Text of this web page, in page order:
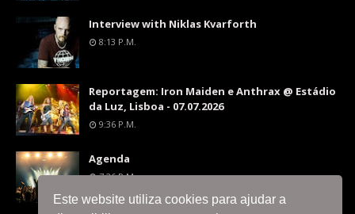
Este website utiliza cookies para ajudar a
Interview with Niklas Kvarforth
8:13 P.m.
Reportagem: Iron Maiden e Anthrax @ Estádio
da Luz, Lisboa - 07.07.2026
9:36 P.m.
Agenda
7:26 P.m.